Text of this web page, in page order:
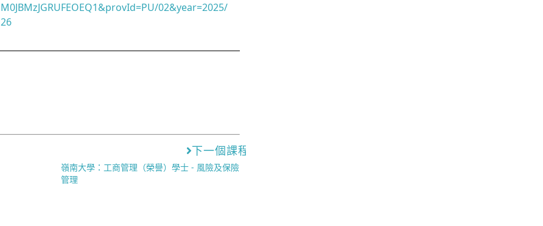
M0JBMzJGRUFEOEQ1&provId=PU/02&year=2025/
26
下一個課程
嶺南大學：工商管理（榮譽）學士 - 風險及保險
管理